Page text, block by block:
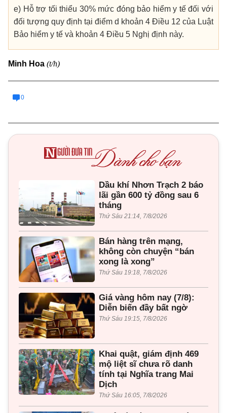
e) Hỗ trợ tối thiểu 30% mức đóng bảo hiểm y tế đối với
đối tượng quy định tại điểm d khoản 4 Điều 12 của Luật
Bảo hiểm y tế và khoản 4 Điều 5 Nghị định này.
Minh Hoa (t/h)
0
Dầu khí Nhơn Trạch 2 báo
lãi gần 600 tỷ đồng sau 6
tháng
Thứ Sáu 21:14, 7/8/2026
Bán hàng trên mạng,
không còn chuyện “bán
xong là xong”
Thứ Sáu 19:18, 7/8/2026
Giá vàng hôm nay (7/8):
Diễn biến đầy bất ngờ
Thứ Sáu 19:15, 7/8/2026
Khai quật, giám định 469
mộ liệt sĩ chưa rõ danh
tính tại Nghĩa trang Mai
Dịch
Thứ Sáu 16:05, 7/8/2026